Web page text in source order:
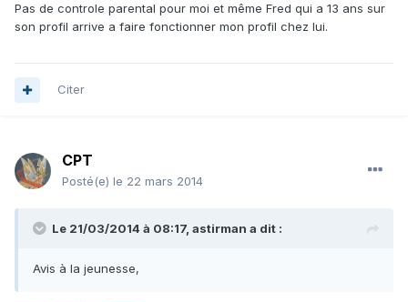
Pas de controle parental pour moi et même Fred qui a 13 ans sur
son profil arrive a faire fonctionner mon profil chez lui.
Citer
CPT
Posté(e) le 22 mars 2014
Le 21/03/2014 à 08:17, astirman a dit :
Avis à la jeunesse,